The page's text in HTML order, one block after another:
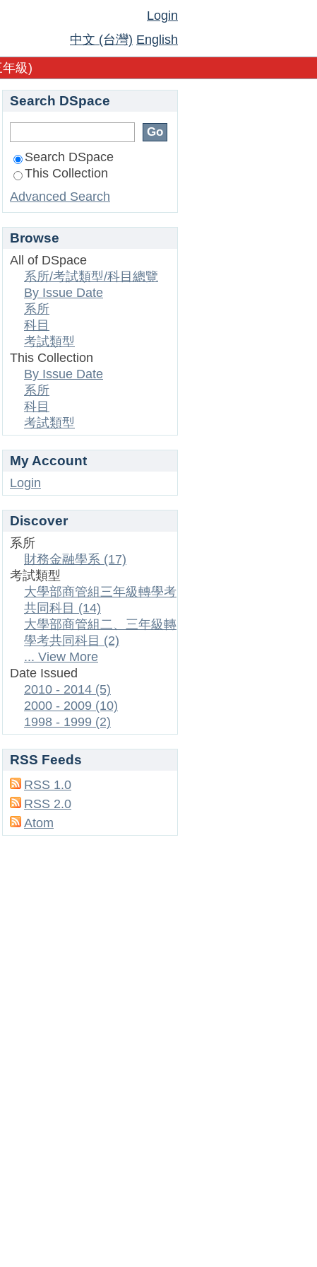
Login
中文 (台灣) English
級)
Search DSpace
Search DSpace
This Collection
Advanced Search
Browse
All of DSpace
系所/考試類型/科目總覽
By Issue Date
系所
科目
考試類型
This Collection
By Issue Date
系所
科目
考試類型
My Account
Login
Discover
系所
財務金融學系 (17)
考試類型
大學部商管組三年級轉學考
共同科目 (14)
大學部商管組二、三年級轉
學考共同科目 (2)
... View More
Date Issued
2010 - 2014 (5)
2000 - 2009 (10)
1998 - 1999 (2)
RSS Feeds
RSS 1.0
RSS 2.0
Atom